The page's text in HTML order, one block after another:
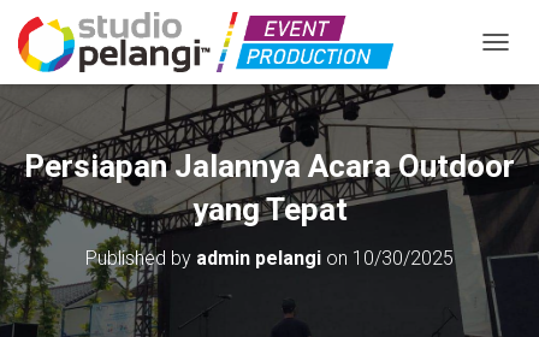
Persiapan Jalannya Acara Outdoor
yang Tepat
Published by admin pelangi on 10/30/2025